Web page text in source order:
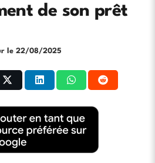
de son prêt
le 22/08/2025